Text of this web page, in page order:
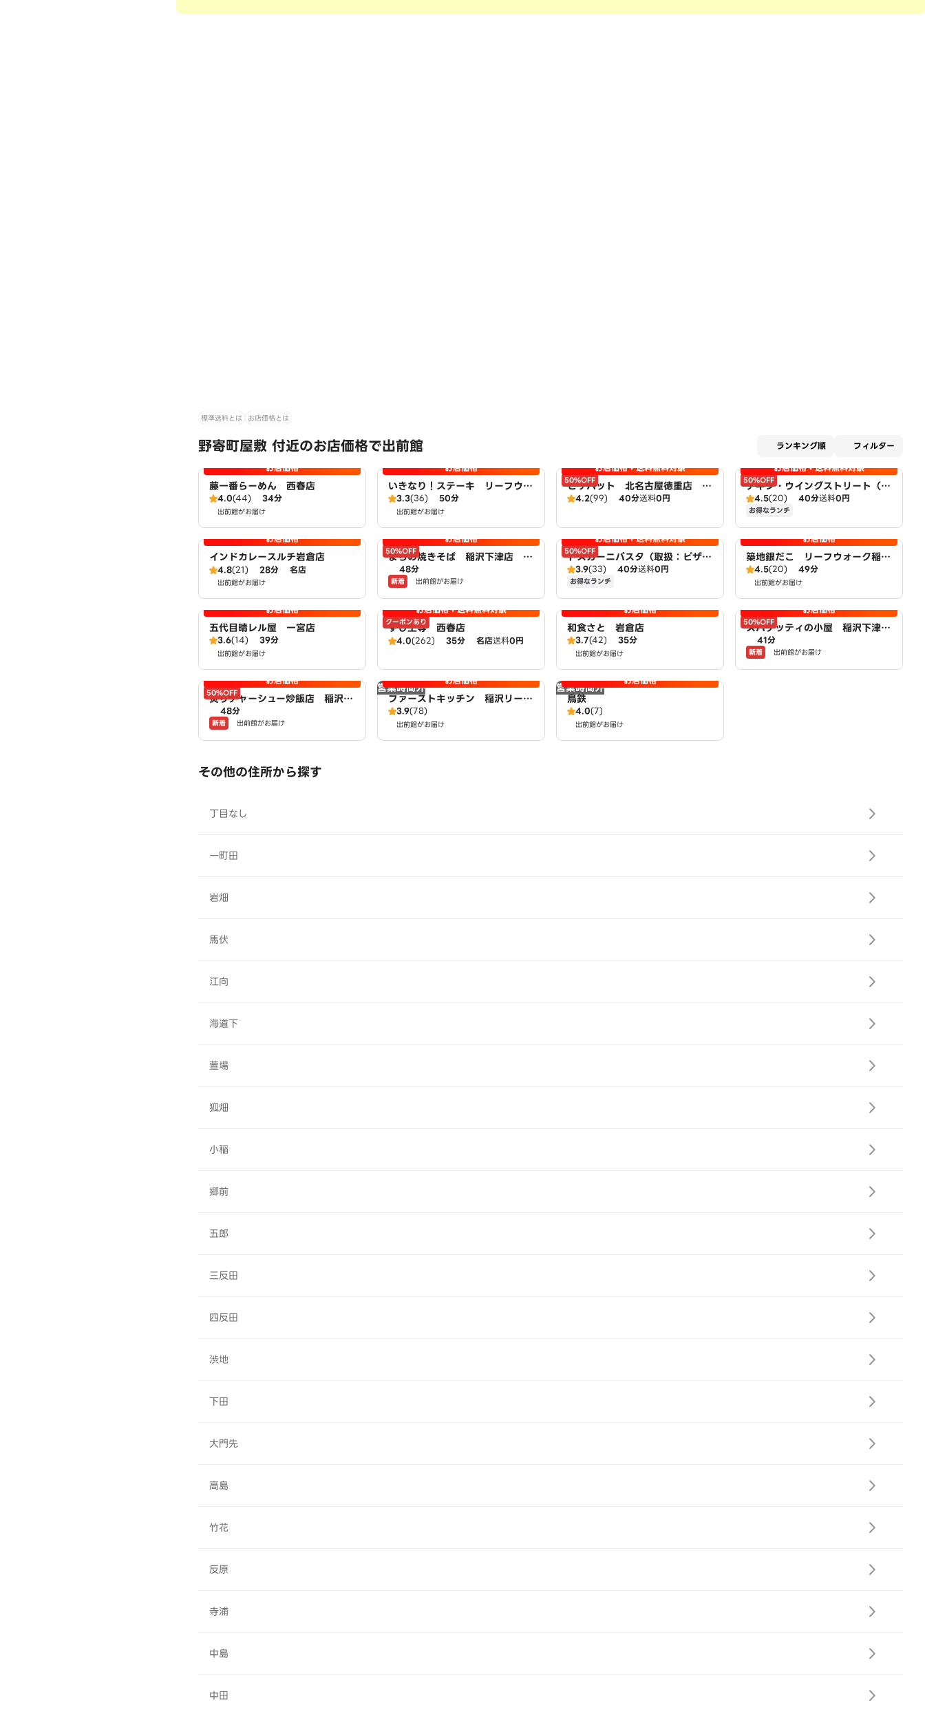
標準送料とは お店価格とは
野寄町屋敷 付近のお店価格で出前館 ランキング順 フィルター
お店価格
藤一番らーめん 西春店
4.0(44) 34分
出前館がお届け
お店価格
いきなり！ステーキ リーフウォ
ーク稲沢店
3.3(36) 50分
出前館がお届け
50%OFF
お店価格＋送料無料対象
ピザハット 北名古屋徳重店 Pi
zzaHut
4.2(99) 40分送料0円
50%OFF
お店価格＋送料無料対象
チキン・ウイングストリート（取
扱：ピザハット北名古屋徳重店）
4.5(20) 40分送料0円
お得なランチ
お店価格
インドカレースルチ岩倉店
4.8(21) 28分 名店
出前館がお届け
50%OFF
お店価格
まちの焼きそば 稲沢下津店 p
owered by LAWSON
48分
新着 出前館がお届け
50%OFF
お店価格＋送料無料対象
トスカーニパスタ（取扱：ピザハ
ット北名古屋徳重店）
3.9(33) 40分送料0円
お得なランチ
お店価格
築地銀だこ リーフウォーク稲沢
店4.5(20) 49分
出前館がお届け
お店価格
五代目晴レル屋 一宮店
3.6(14) 39分
出前館がお届け
クーポンあり
お店価格＋送料無料対象
すし上等 西春店
4.0(262) 35分 名店送料0円
お店価格
和食さと 岩倉店
3.7(42) 35分
出前館がお届け
50%OFF
お店価格
スパゲッティの小屋 稲沢下津
店 powered by LAWSON
41分
新着 出前館がお届け
50%OFF
お店価格
炙りチャーシュー炒飯店 稲沢下
津店 powered by LAWSON
48分
新着 出前館がお届け
営業時間外 お店価格
ファーストキッチン 稲沢リーフ
ウォーク店
3.9(78)
出前館がお届け
営業時間外 お店価格
鳥鉄
4.0(7)
出前館がお届け
その他の住所から探す
丁目なし
一町田
岩畑
馬伏
江向
海道下
萱場
狐畑
小稲
郷前
五郎
三反田
四反田
渋地
下田
大門先
高島
竹花
反原
寺浦
中島
中田